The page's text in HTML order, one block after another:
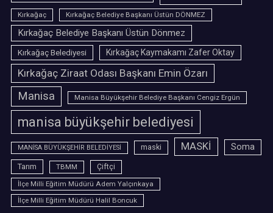
Kırkağaç Kırkağaç Belediye Başkanı Üstün DÖNMEZ
Kırkağaç Belediye Başkanı Üstün Dönmez
Kırkağaç Belediyesi Kırkağaç Kaymakamı Zafer Oktay
Kırkağaç Ziraat Odası Başkanı Emin Özarı
Manisa Manisa Büyükşehir Belediye Başkanı Cengiz Ergün
manisa büyükşehir belediyesi
MANİSA BÜYÜKŞEHİR BELEDİYESİ maski MASKİ Soma
Tarım TBMM
Çiftçi
İlçe Milli Eğitim Müdürü Adem Yalçınkaya
İlçe Milli Eğitim Müdürü Halil Boncuk